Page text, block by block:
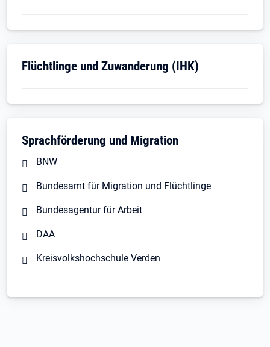
Öffnet in neuem Tab
Flüchtlinge und Zuwanderung (IHK)
Sprachförderung und Migration
BNW
Bundesamt für Migration und Flüchtlinge
Bundesagentur für Arbeit
DAA
Kreisvolkshochschule Verden